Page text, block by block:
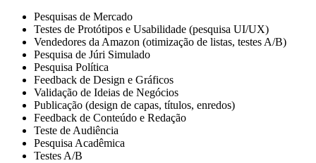
Pesquisas de Mercado
Testes de Protótipos e Usabilidade (pesquisa UI/UX)
Vendedores da Amazon (otimização de listas, testes A/B)
Pesquisa de Júri Simulado
Pesquisa Política
Feedback de Design e Gráficos
Validação de Ideias de Negócios
Publicação (design de capas, títulos, enredos)
Feedback de Conteúdo e Redação
Teste de Audiência
Pesquisa Acadêmica
Testes A/B